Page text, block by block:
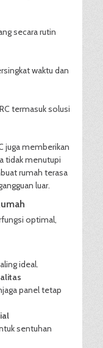
secara rutin
waktu dan
termasuk solusi
juga memberikan
tidak menutupi
rumah terasa
luar.
optimal,
ideal.
panel tetap
sentuhan